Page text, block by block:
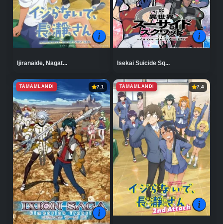
Ijiranaide, Nagat... Isekai Suicide Sq...
TAMAMLANDI 7.1 TAMAMLANDI 7.4